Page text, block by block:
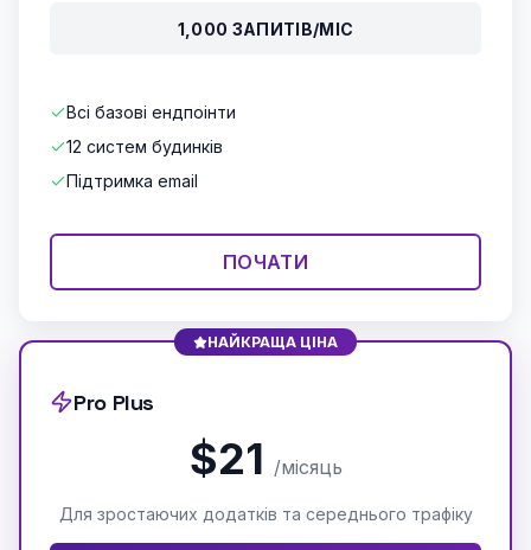
1,000 ЗАПИТІВ/МІС
Всі базові ендпоінти
12 систем будинків
Підтримка email
ПОЧАТИ
НАЙКРАЩА ЦІНА
Pro Plus
$21 /місяць
Для зростаючих додатків та середнього трафіку